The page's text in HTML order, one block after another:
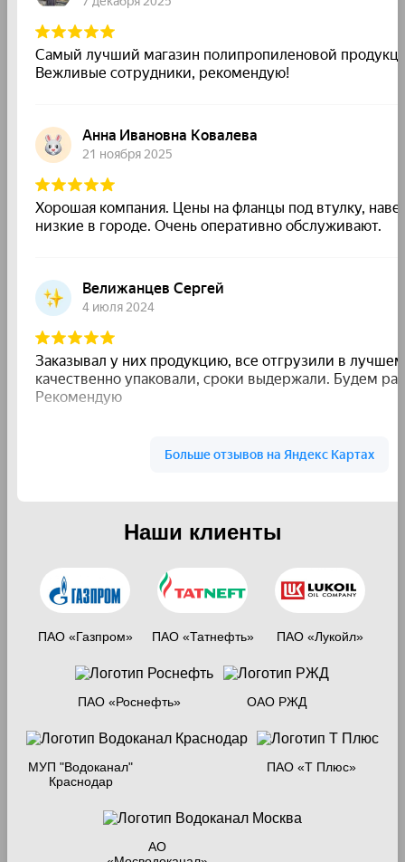
Наши клиенты
ПАО «Газпром» ПАО «Татнефть» ПАО «Лукойл»
ПАО «Роснефть» ОАО РЖД
МУП "Водоканал"
Краснодар
ПАО «Т Плюс»
АО